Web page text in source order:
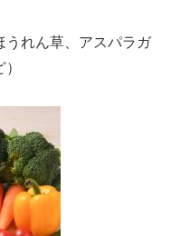
うれん草、アスパラガ